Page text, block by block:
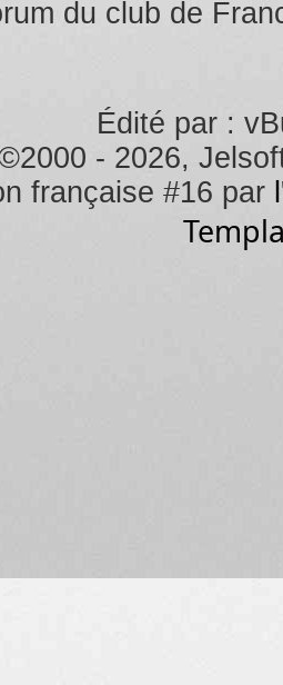
du club de
Édité par :
- 2026,
française #16 par